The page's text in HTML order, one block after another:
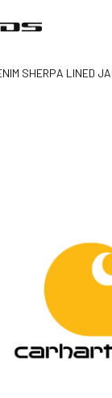
SHERPA LINED